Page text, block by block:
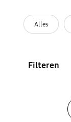
Alles
Filteren